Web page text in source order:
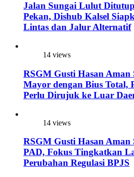
Jalan Sungai Lulut
Pekan, Dishub Kalsel
Lintas dan Jalur Alternatif
14 views
RSGM Gusti Hasan Aman
Mayor dengan Bius Total,
Perlu Dirujuk ke Luar
14 views
RSGM Gusti Hasan Aman
PAD, Fokus Tingkatkan
Perubahan Regulasi BPJS